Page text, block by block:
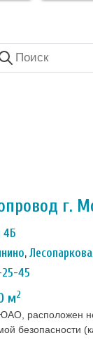
г.
4Б
,
45
м2
расположен
безопасности